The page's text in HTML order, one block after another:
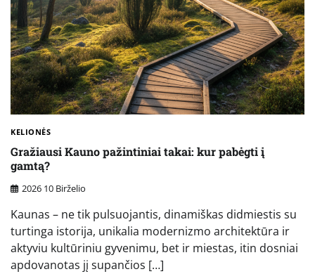
KELIONĖS
Gražiausi Kauno pažintiniai takai: kur pabėgti į
gamtą?
2026 10 Birželio
Kaunas – ne tik pulsuojantis, dinamiškas didmiestis su
turtinga istorija, unikalia modernizmo architektūra ir
aktyviu kultūriniu gyvenimu, bet ir miestas, itin dosniai
apdovanotas jį supančios […]